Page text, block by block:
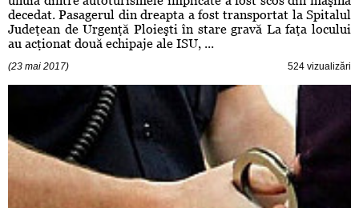
decedat. Pasagerul din dreapta a fost transportat la Spitalul
Judeţean de Urgenţă Ploieşti în stare gravă La faţa locului
au acţionat două echipaje ale ISU, ...
(23 mai 2017) 524 vizualizări